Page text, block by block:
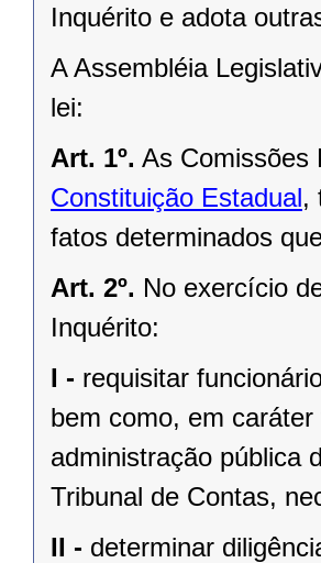
Inquérito e adota
A Assembléia
lei:
Art. 1º. As Comissões
Constituição Estadual,
fatos determinados
Art. 2º. No exercício
Inquérito:
I - requisitar
bem como, em
administração pública
Tribunal de Contas,
II - determinar